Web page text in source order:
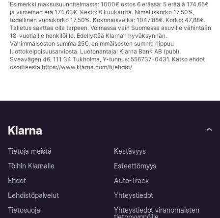
¹Esimerkki maksusuunnitelmasta: 1000€ ostos 6 erässä: 5 erää à 174,65€
ja viimeinen erä 174,63€. Kesto: 6 kuukautta. Nimelliskorko 17,50%,
todellinen vuosikorko 17,50%. Kokonaisvelka: 1047,88€. Korko: 47,88€.
Talletus saattaa olla tarpeen. Voimassa vain Suomessa asuville vähintään
18-vuotiaille henkilöille. Edellyttää Klarnan hyväksynnän.
Vähimmäisoston summa 25€; enimmäisoston summa riippuu
luottokelpoisuusarviosta. Luotonantaja: Klarna Bank AB (publ),
Sveavägen 46, 111 34 Tukholma, Y-tunnus: 556737-0431. Katso ehdot
osoitteesta https://www.klarna.com/fi/ehdot/.
Klarna
Tietoja meistä
Töihin Klarnalle
Ehdot
Lehdistöpalvelut
Tietosuoja
Kestävyys
Esteettömyys
Auto-Track
Yhteystiedot
Yhteystiedot viranomaisten